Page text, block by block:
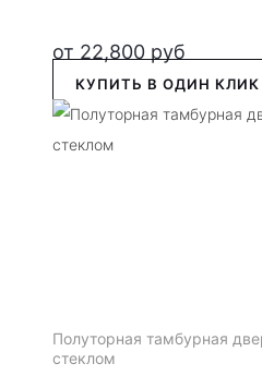
от 22,800 руб
КУПИТЬ В ОДИН КЛИК
Полуторная тамбурная
стеклом